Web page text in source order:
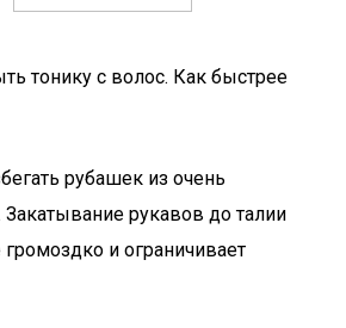
тонику с волос. Как быстрее
рубашек из очень
Закатывание рукавов до талии
и ограничивает